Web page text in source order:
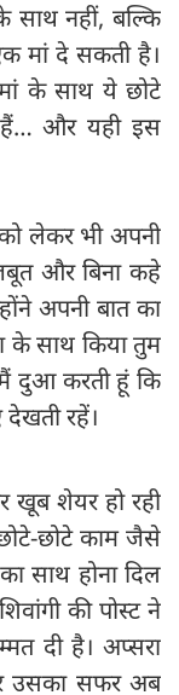
साथ नहीं, बल्कि
मां दे सकती है।
के साथ ये छोटे
हैं… और यही इस
लेकर भी अपनी
और बिना कहे
अपनी बात का
के साथ किया तुम
दुआ करती हूं कि
देखती रहें।
खूब शेयर हो रही
छोटे काम जैसे
साथ होना दिल
की पोस्ट ने
दी है। अप्सरा
उसका सफर अब